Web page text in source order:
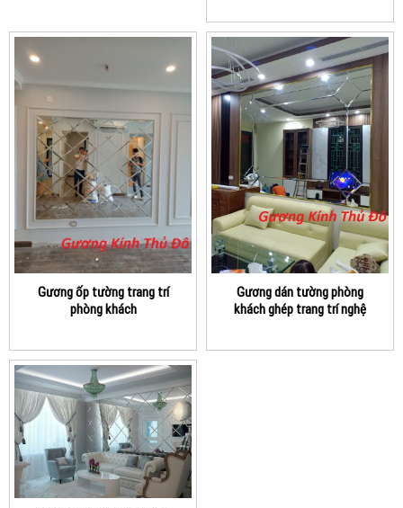
Gương ốp tường trang trí
phòng khách
Gương dán tường phòng
khách ghép trang trí nghệ